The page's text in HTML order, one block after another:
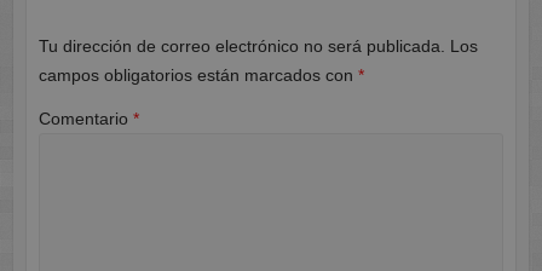
Tu dirección de correo electrónico no será publicada. Los
campos obligatorios están marcados con *
Comentario *